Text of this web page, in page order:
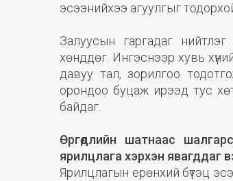
эсээнийхээ агуулгыг
Залуусын гаргадаг
хөнддөг. Ингэснээр хувь
давуу тал, зорилгоо
орондоо буцаж ирээд тус
байдаг.
Өргөдлийн шатнаас
ярилцлага хэрхэн явагддаг
Ярилцлагын ерөнхий бүтэц